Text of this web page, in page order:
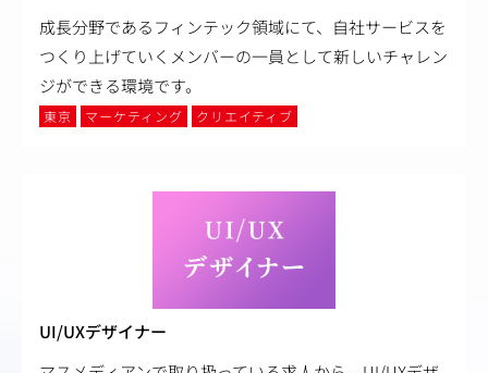
成長分野であるフィンテック領域にて、自社サービスを
つくり上げていくメンバーの一員として新しいチャレン
ジができる環境です。
東京 マーケティング クリエイティブ
UI/UXデザイナー